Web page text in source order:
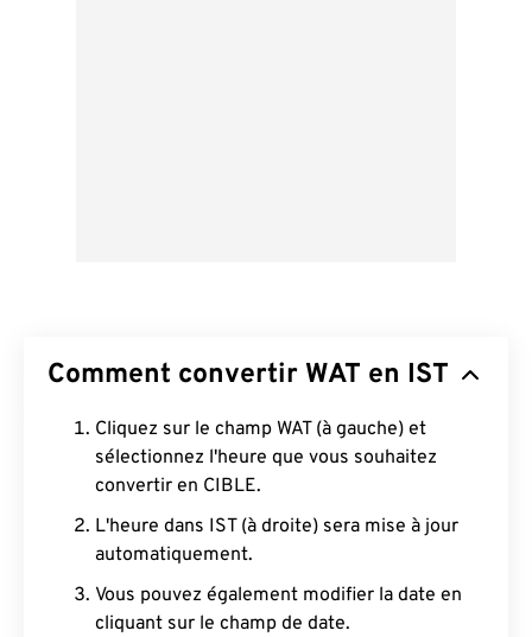
Comment convertir WAT en IST
Cliquez sur le champ WAT (à gauche) et
sélectionnez l'heure que vous souhaitez
convertir en CIBLE.
L'heure dans IST (à droite) sera mise à jour
automatiquement.
Vous pouvez également modifier la date en
cliquant sur le champ de date.